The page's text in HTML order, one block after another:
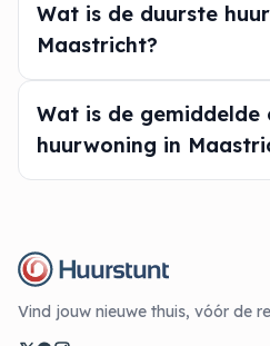
Wat is de duurste
Maastricht?
Wat is de
huurwoning in
Vind jouw nieuwe thuis, vóór de